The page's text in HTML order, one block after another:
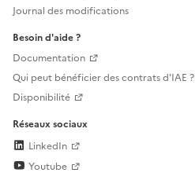
Journal des modifications
Besoin d'aide ?
Documentation
Qui peut bénéficier des contrats d'IAE ?
Disponibilité
Réseaux sociaux
LinkedIn
Youtube